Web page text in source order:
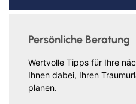
Persönliche Beratung
Wertvolle Tipps für Ihre
Ihnen dabei, Ihren
planen.